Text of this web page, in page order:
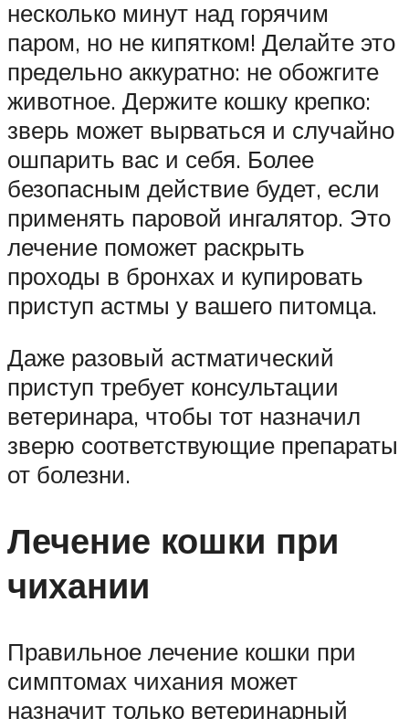
несколько минут над горячим
паром, но не кипятком! Делайте это
предельно аккуратно: не обожгите
животное. Держите кошку крепко:
зверь может вырваться и случайно
ошпарить вас и себя. Более
безопасным действие будет, если
применять паровой ингалятор. Это
лечение поможет раскрыть
проходы в бронхах и купировать
приступ астмы у вашего питомца.
Даже разовый астматический
приступ требует консультации
ветеринара, чтобы тот назначил
зверю соответствующие препараты
от болезни.
Лечение кошки при
чихании
Правильное лечение кошки при
симптомах чихания может
назначит только ветеринарный